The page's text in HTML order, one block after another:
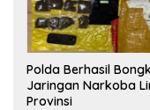
Polda Berhasil
Jaringan Narkoba
Provinsi